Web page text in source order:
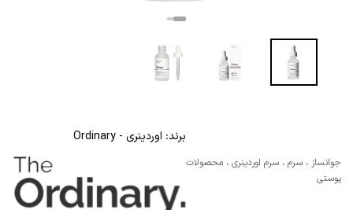
جوانساز ، سرم ، سرم اوردینری ، محصولات
پوستی
برند: اوردینری - Ordinary